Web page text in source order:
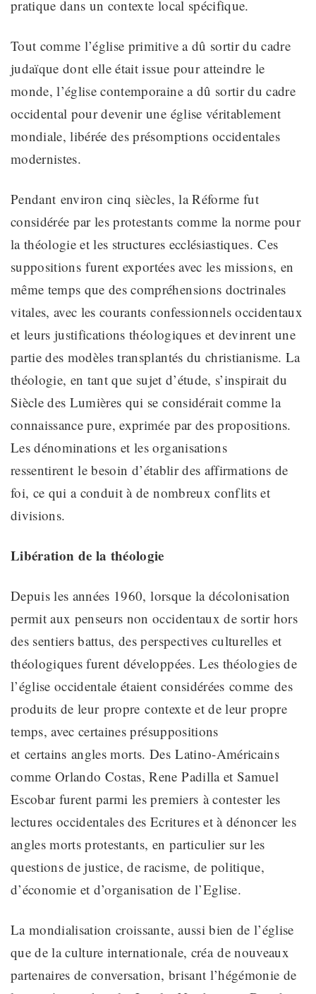
pratique dans un contexte local spécifique.
Tout comme l’église primitive a dû sortir du cadre
judaïque dont elle était issue pour atteindre le
monde, l’église contemporaine a dû sortir du cadre
occidental pour devenir une église véritablement
mondiale, libérée des présomptions occidentales
modernistes.
Pendant environ cinq siècles,la Réforme fut
considérée par les protestants comme la norme pour
la théologie et les structures ecclésiastiques.Ces
suppositions furent exportées avec les missions, en
même temps que des compréhensions doctrinales
vitales, avec les courants confessionnels occidentaux
et leurs justifications théologiques et devinrent une
partie des modèles transplantés du christianisme. La
théologie, en tant que sujet d’étude, s’inspirait du
Siècle des Lumières qui se considérait comme la
connaissance pure, exprimée par des propositions.
Les dénominations et les organisations
ressentirent le besoin d’établir des affirmationsde
foi, ce qui a conduit à de nombreux conflits et
divisions.
Libération de la théologie
Depuis les années 1960,lorsque la décolonisation
permit aux penseurs non occidentaux de sortir hors
des sentiers battus, des perspectives culturelles et
théologiques furent développées. Les théologies de
l’église occidentale étaient considérées comme des
produits de leur propre contexte etde leur propre
temps, avec certaines présuppositions
et certains angles morts. Des Latino-Américains
comme Orlando Costas, Rene Padilla et Samuel
Escobar furent parmi les premiers à contester les
lectures occidentales des Ecritures età dénoncer les
angles morts protestants, en particulier sur les
questions de justice, de racisme, de politique,
d’économie et d’organisation de l’Eglise.
La mondialisation croissante, aussi bien de l’église
que de la culture internationale, créa denouveaux
partenaires de conversation, brisant l’hégémonie de